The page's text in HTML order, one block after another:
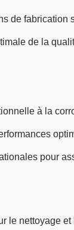
de fabrication
de la
à la
pour
le nettoyage